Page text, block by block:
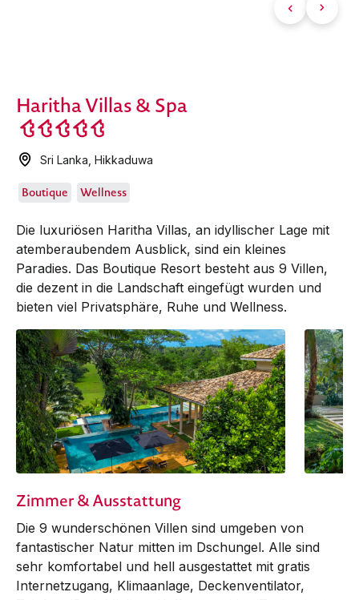
Haritha Villas & Spa
Sri Lanka ,Hikkaduwa
Boutique Wellness
Die luxuriösen Haritha Villas, an idyllischer Lage mit
atemberaubendem Ausblick, sind ein kleines
Paradies. Das Boutique Resort besteht aus 9 Villen,
die dezent in die Landschaft eingefügt wurden und
bieten viel Privatsphäre, Ruhe und Wellness.
Zimmer & Ausstattung
Die 9 wunderschönen Villen sind umgeben von
fantastischer Natur mitten im Dschungel. Alle sind
sehr komfortabel und hell ausgestattet mit gratis
Internetzugang, Klimaanlage, Deckenventilator,